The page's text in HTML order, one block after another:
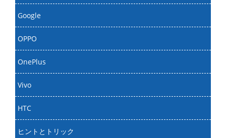
Google
OPPO
OnePlus
Vivo
HTC
ヒントとトリック